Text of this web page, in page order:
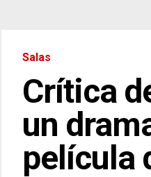
Salas
Crítica
un
película